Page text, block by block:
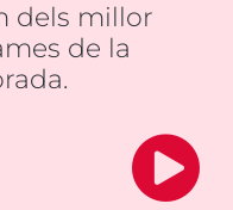
dels millor
de la